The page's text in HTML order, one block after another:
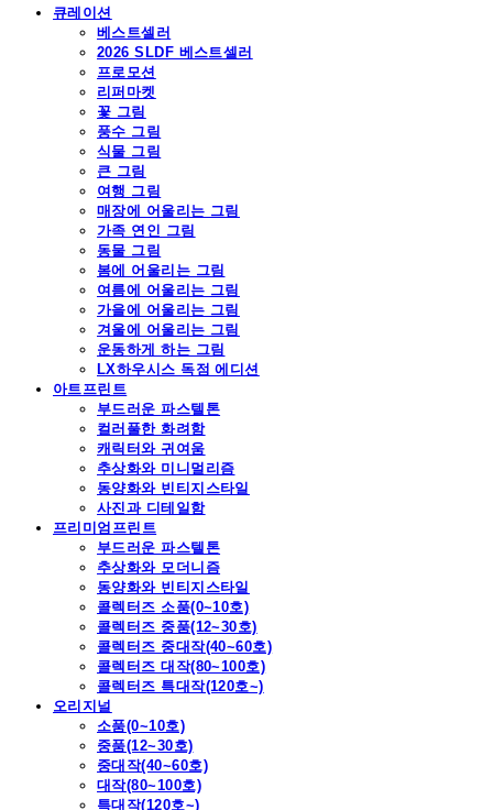
큐레이션
베스트셀러
2026 SLDF 베스트셀러
프로모션
리퍼마켓
꽃 그림
풍수 그림
식물 그림
큰 그림
여행 그림
매장에 어울리는 그림
가족 연인 그림
동물 그림
봄에 어울리는 그림
여름에 어울리는 그림
가을에 어울리는 그림
겨울에 어울리는 그림
운동하게 하는 그림
LX하우시스 독점 에디션
아트프린트
부드러운 파스텔톤
컬러풀한 화려함
캐릭터와 귀여움
추상화와 미니멀리즘
동양화와 빈티지스타일
사진과 디테일함
프리미엄프린트
부드러운 파스텔톤
추상화와 모더니즘
동양화와 빈티지스타일
콜렉터즈 소품(0~10호)
콜렉터즈 중품(12~30호)
콜렉터즈 중대작(40~60호)
콜렉터즈 대작(80~100호)
콜렉터즈 특대작(120호~)
오리지널
소품(0~10호)
중품(12~30호)
중대작(40~60호)
대작(80~100호)
특대작(120호~)